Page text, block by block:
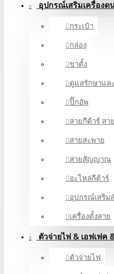
อุปกรณ์เสริมเครื่องด
กระเป๋า
กล่อง
ขาตั้ง
ดูแลรักษาแล
ปิ๊กอัพ
สายกีต้าร์ สา
สายสะพาย
สายสัญญาณ
อะไหล่กีต้าร์
อุปกรณ์เสริม
เครื่องตั้งสาย
ตัวจ่ายไฟ & เอฟเฟค
ตัวจ่ายไฟ